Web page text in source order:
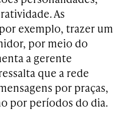
As
exemplo, trazer um
por meio do
a gerente
que a rede
por praças,
por períodos do dia.